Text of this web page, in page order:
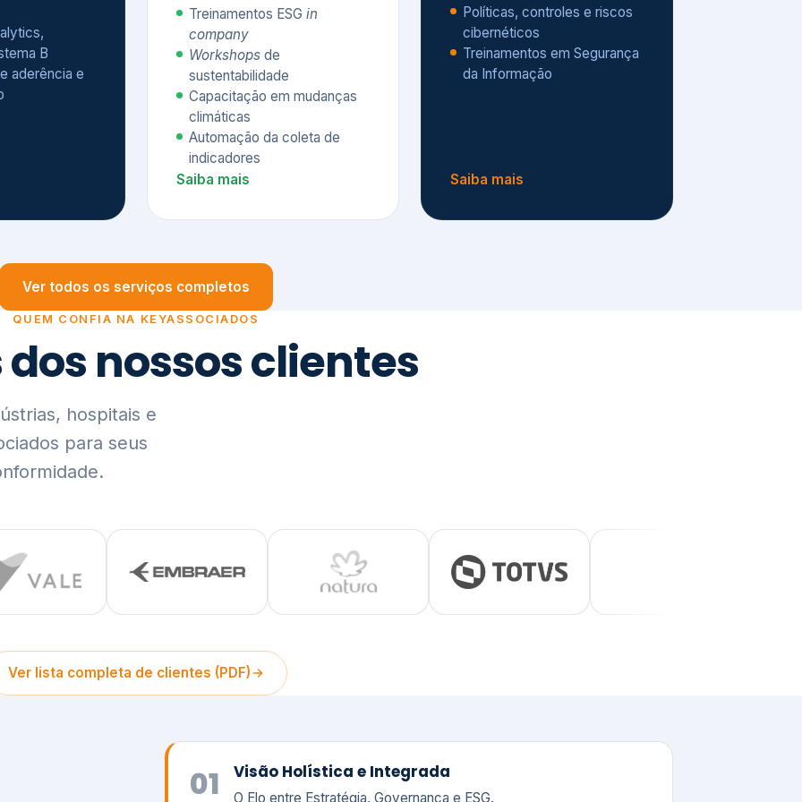
B
aderência e
Treinamentos ESG in
company
Workshops de
sustentabilidade
Capacitação em mudanças
climáticas
Automação da coleta de
indicadores
Saiba mais
Políticas, controles e riscos
cibernéticos
Treinamentos em Segurança
da Informação
Saiba mais
Ver todos os serviços completos
QUEM CONFIA NA KEYASSOCIADOS
nossos clientes
hospitais e
para seus
Ver lista completa de clientes (PDF)
01 Visão Holística e Integrada
O Elo entre Estratégia, Governança e ESG.